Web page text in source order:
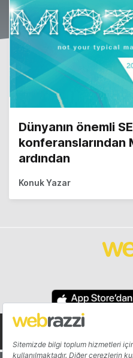
Dünyanın önemli
konferanslarından
ardından
Konuk Yazar